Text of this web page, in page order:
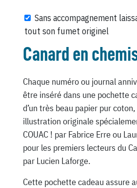
Sans accompagnement
tout son fumet originel
Canard en
Chaque numéro ou journal
être inséré dans une pochette
d’un très beau papier pur
illustration originale
COUAC ! par Fabrice Erre ou
pour les premiers lecteurs du
par Lucien Laforge.
Cette pochette cadeau assure